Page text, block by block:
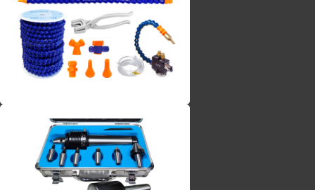
Винты torx